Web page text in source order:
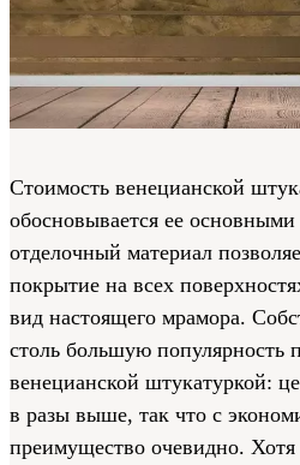
Стоимость венецианской
обосновывается ее
отделочный материал
покрытие на всех
вид настоящего мрамора.
столь большую популярность
венецианской штукатуркой:
в разы выше, так что с
преимущество очевидно.